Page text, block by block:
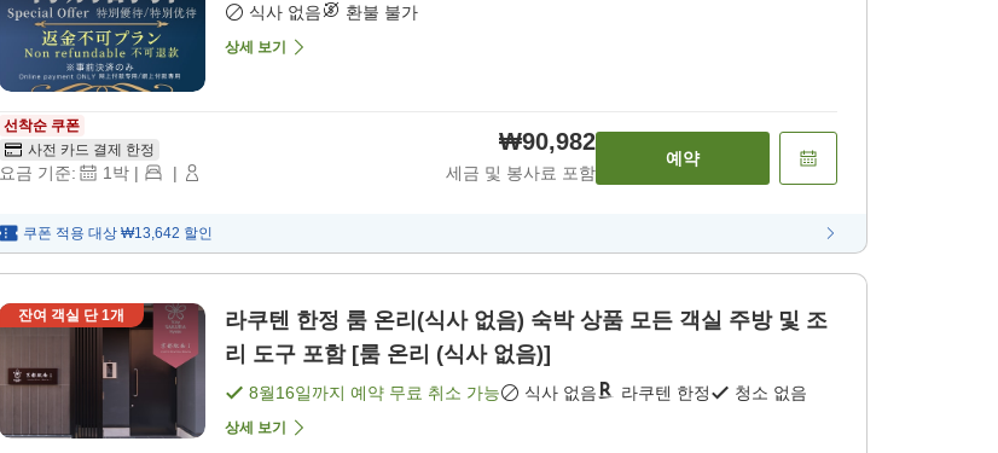
식사 없음 환불 불가
상세 보기
선착순 쿠폰
사전 카드 결제 한정
요금 기준: 1 박 | |
₩90,982
세금 및 봉사료 포함
예약
쿠폰 적용 대상 ₩13,642 할인
잔여 객실 단1개
라쿠텐 한정 룸 온리(식사 없음) 숙박 상품 모든 객실 주방 및 조
리 도구 포함 [룸 온리 (식사 없음)]
8월16일까지 예약 무료 취소 가능 식사 없음 라쿠텐 한정 청소 없음
상세 보기